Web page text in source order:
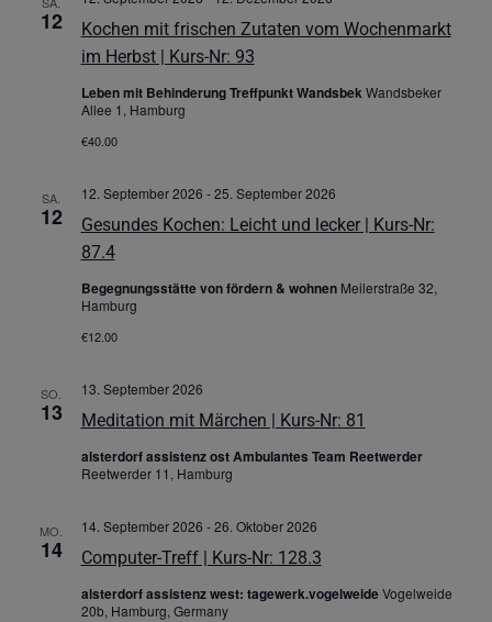
12
Kochen mit frischen Zutaten vom Wochenmarkt
im Herbst | Kurs-Nr: 93
Leben mit Behinderung Treffpunkt WandsbekWandsbeker
Allee 1, Hamburg
€40.00
SA.
12
Gesundes Kochen: Leicht und lecker | Kurs-Nr:
87.4
12. September 2026 -25. September 2026
Begegnungsstätte von fördern & wohnen Meilerstraße 32,
Hamburg
€12.00
SO.
13 Meditation mit Märchen | Kurs-Nr: 81
13. September 2026
alsterdorf assistenz ost Ambulantes Team Reetwerder
Reetwerder 11, Hamburg
MO.
14 Computer-Treff | Kurs-Nr: 128.3
14. September 2026 -26. Oktober 2026
alsterdorf assistenz west: tagewerk.vogelweideVogelweide
20b, Hamburg, Germany